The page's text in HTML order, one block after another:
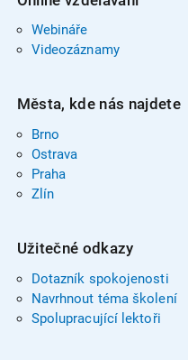
Webináře
Videozáznamy
Města, kde nás najdete
Brno
Ostrava
Praha
Zlín
Užitečné odkazy
Dotazník spokojenosti
Navrhnout téma školení
Spolupracující lektoři